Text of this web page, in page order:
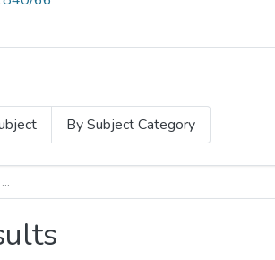
By Subject Category